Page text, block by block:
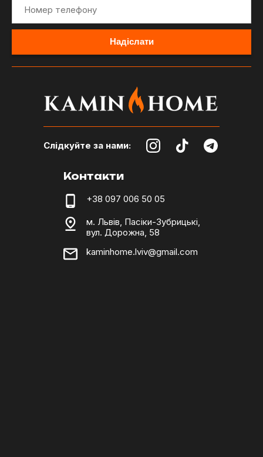
Слідкуйте за нами:
Контакти
+38 097 006 50 05
м. Львів, Пасіки-Зубрицькі,
вул. Дорожна, 58
kaminhome.lviv@gmail.com